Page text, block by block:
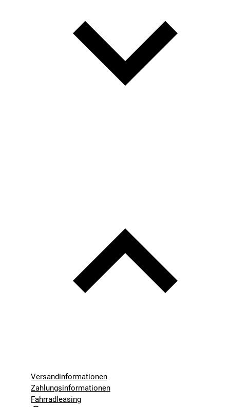
Versandinformationen
Zahlungsinformationen
Fahrradleasing